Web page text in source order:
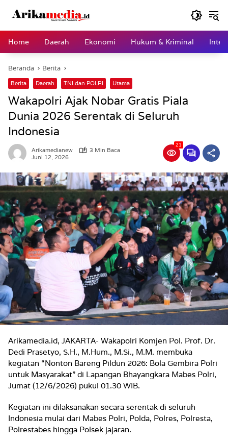
Home
Daerah Ekonomi Hukum & Kriminal
Beranda Berita
Berita Daerah TNI dan POLRI Utama
Wakapolri Ajak Nobar Gratis Piala
Dunia 2026 Serentak di Seluruh
Indonesia
Arikamedianew
3 Min Baca
Juni 12, 2026
21
Arikamedia.id, JAKARTA- Wakapolri Komjen Pol. Prof. Dr.
Dedi Prasetyo, S.H., M.Hum., M.Si., M.M. membuka
kegiatan “Nonton Bareng Pildun 2026: Bola Gembira Polri
untuk Masyarakat” di Lapangan Bhayangkara Mabes Polri,
Jumat (12/6/2026) pukul 01.30 WIB.
Kegiatan ini dilaksanakan secara serentak di seluruh
Indonesia mulai dari Mabes Polri, Polda, Polres, Polresta,
Polrestabes hingga Polsek jajaran.